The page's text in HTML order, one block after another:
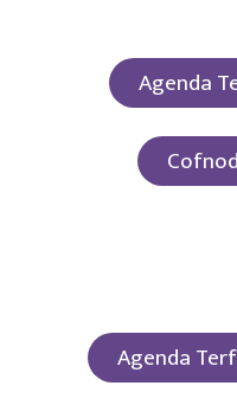
Agenda
Agenda